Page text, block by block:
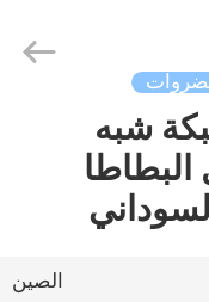
شبه
البطاطا
الصين